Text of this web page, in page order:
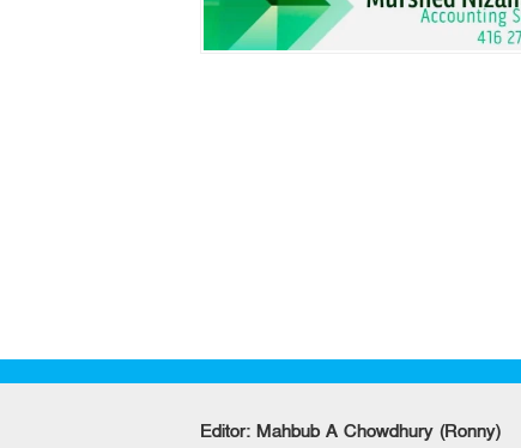
Editor: Mahbub A Chowdhury (Ronny)